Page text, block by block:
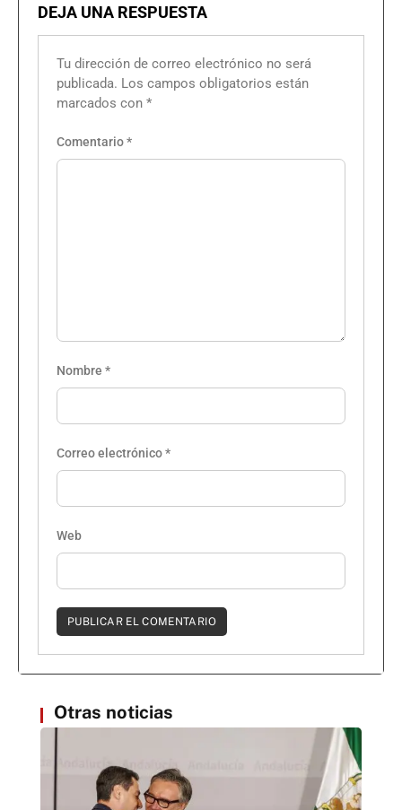
DEJA UNA RESPUESTA
Tu dirección de correo electrónico no será
publicada. Los campos obligatorios están
marcados con *
Comentario*
Nombre *
Correo electrónico*
Web
Otras noticias